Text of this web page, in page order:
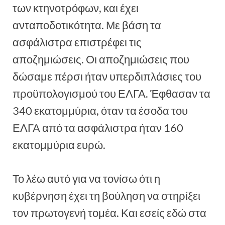
των κτηνοτρόφων, και έχει
ανταποδοτικότητα. Με βάση τα
ασφάλιστρα επιστρέφει τις
αποζημιώσεις. Οι αποζημιώσεις που
δώσαμε πέρσι ήταν υπερδιπλάσιες του
προϋπολογισμού του ΕΛΓΑ. Έφθασαν τα
340 εκατομμύρια, όταν τα έσοδα του
ΕΛΓΑ από τα ασφάλιστρα ήταν 160
εκατομμύρια ευρώ.
Το λέω αυτό για να τονίσω ότι η
κυβέρνηση έχει τη βούληση να στηρίξει
τον πρωτογενή τομέα. Και εσείς εδώ στα